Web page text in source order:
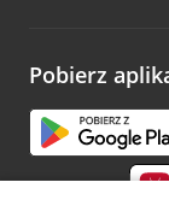
opinie.
Pobierz